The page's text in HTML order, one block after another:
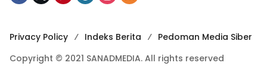
Privacy Policy Indeks Berita
Pedoman Media Siber
Copyright © 2021 SANADMEDIA. All rights reserved